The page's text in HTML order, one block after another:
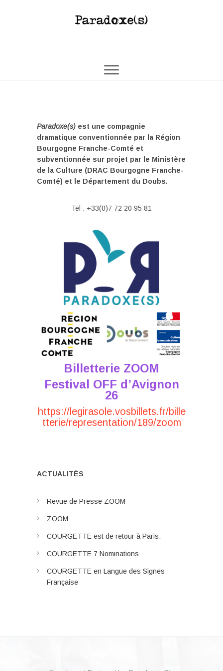
Paradoxe(s) est une compagnie
dramatique conventionnée par la Région
Bourgogne Franche-Comté et
subventionnée sur projet par le Ministère
de la Culture (DRAC Bourgogne Franche-
Comté) et le Département du Doubs.
Tel : +33(0)7 72 20 95 81
Billetterie ZOOM
Festival OFF d’Avignon
26
https://legirasole.vosbillets.fr/bille
tterie/representation/189/zoom
ACTUALITÉS
Revue de Presse ZOOM
ZOOM
COURGETTE est de retour à Paris.
COURGETTE 7 Nominations
COURGETTE en Langue des Signes
Française